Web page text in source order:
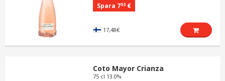
Spara 753 €
17,48€
Coto Mayor Crianza
75 cl 13.0%